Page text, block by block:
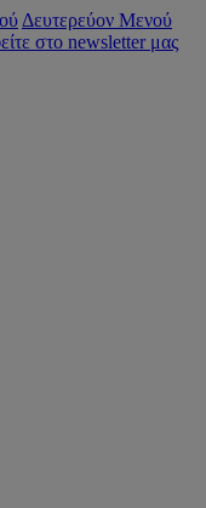
Δευτερεύον Μενού
στο newsletter μας